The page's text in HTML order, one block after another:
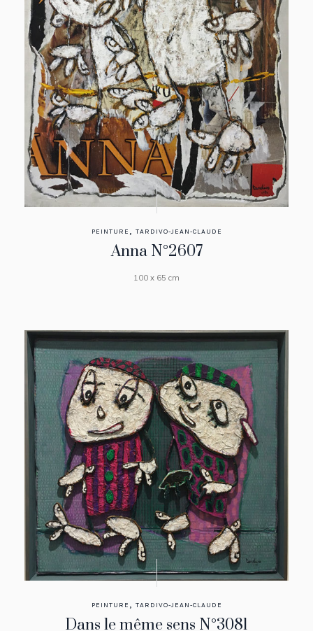
PEINTURE , TARDIVO-JEAN-CLAUDE
Anna N°2607
100 x 65 cm
PEINTURE , TARDIVO-JEAN-CLAUDE
Dans le même sens N°3081